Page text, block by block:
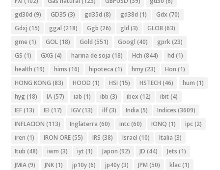
gd30d (9) GD35 (3) gd35d (8) gd38d (1) Gdx (70)
Gdxj (15) ggal (218) Ggb (26) gld (3) GLOB (63)
gme (1) GOL(18) Gold (551) Googl (40) gprk(23)
GS (1) GXG (4) harina de soja (18) Hch (844) hd (1)
health (19) hims (16) hipoteca (1) hmy(23) Hon (1)
HONG KONG (83) HOOD (1) HSI (15) HSTECH (46) hum (1)
hyg (18) IA(57) iab (1) ibb (3) ibex (12) ibit (4)
IEF(13) IEI (17) IGV(13) ilf(3) India (5) Indices (3609)
INFLACION (113) Inglaterra (60) intc(60) IONQ (1) ipc(2)
iren (1) IRON ORE(55) IRS (38) Israel (10) Italia (3)
Itub (48) iwm (3) iyt (1) Japon (92) JD (44) Jets (1)
JMIA(9) JNK(1) jp10y(6) jp40y(3) JPM (50) klac(1)